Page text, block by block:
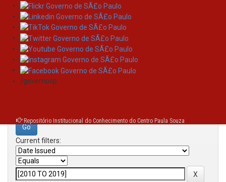
Skip
navigation
/governosp
Repositório Institucional do Conhecimento do Centro Paula Souza
Search
Search:
Current filters: